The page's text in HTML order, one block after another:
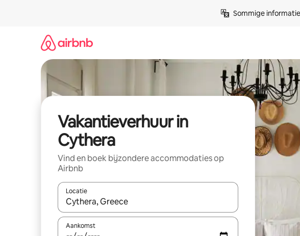
Sommige
Vakantieverhuur in
Cythera
Vind en boek bijzondere accommodaties op
Airbnb
Locatie
Wanneer er suggesties beschikbaar zijn, maak je een keuze met je
Aankomst